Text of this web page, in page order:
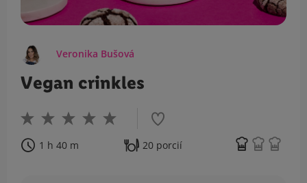
Veronika Bušová
Vegan crinkles
1 h 40 m 20 porcií